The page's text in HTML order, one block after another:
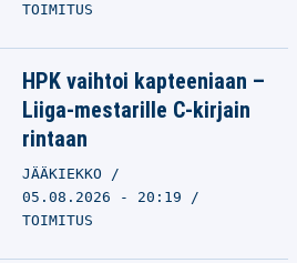
TOIMITUS
HPK vaihtoi kapteeniaan –
Liiga-mestarille C-kirjain
rintaan
JÄÄKIEKKO
05.08.2026 - 20:19
TOIMITUS